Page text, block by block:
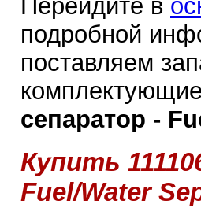
Перейдите в
подробной
поставляем
сепаратор -
Купить
Fuel/Water